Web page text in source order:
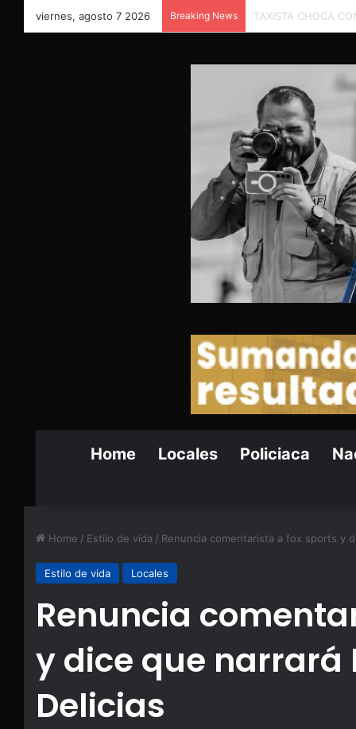
viernes, agosto 7 2026 Breaking News
Home Locales Policiaca
Home / Estilo de vida / Renuncia comentarista a fox sports y
Estilo de vida Locales
Renuncia
y dice que narrará
Delicias